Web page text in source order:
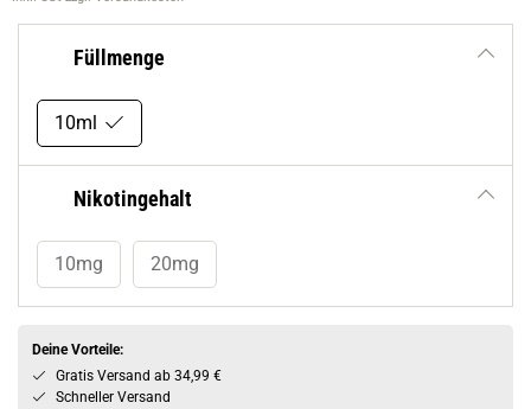
Füllmenge
10ml
Nikotingehalt
10mg 20mg
Deine Vorteile:
Gratis Versand ab 34,99 €
Schneller Versand